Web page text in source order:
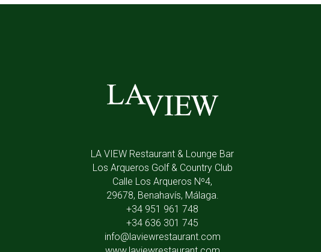
LA VIEW Restaurant & Lounge Bar
Los Arqueros Golf & Country Club
Calle Los Arqueros Nº4,
29678, Benahavís, Málaga.
+34 951 961 748
+34 636 301 745
info@laviewrestaurant.com